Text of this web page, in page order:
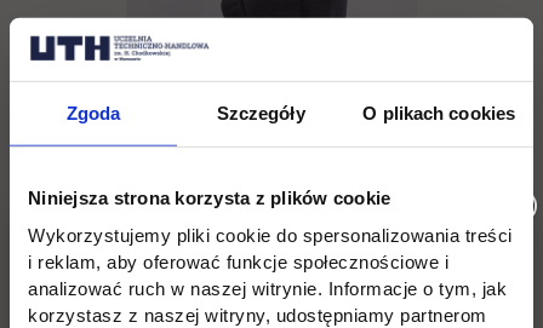
Zgoda Szczegóły O plikach cookies
Niniejsza strona korzysta z plików cookie
Wykorzystujemy pliki cookie do spersonalizowania treści
i reklam, aby oferować funkcje społecznościowe i
analizować ruch w naszej witrynie. Informacje o tym, jak
korzystasz z naszej witryny, udostępniamy partnerom
Agnieszka Bliszczak
tel. (22) 262 88 88,
rekrutacja@uth.edu.pl